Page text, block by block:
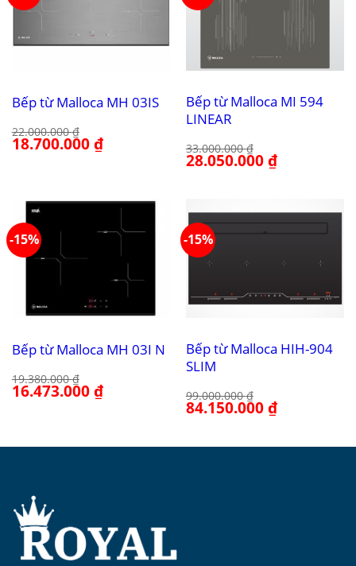
Bếp từ Malloca MH 03IS
22.000.000₫
Giá
gốc
18.700.000₫Giá
hiện
Bếp từ Malloca MI 594
LINEAR
33.000.000₫
Giá
gốc
28.050.000₫Giá
hiện
-15%
Bếp từ Malloca MH 03I N
19.380.000₫
Giá
gốc
16.473.000₫Giá
hiện
-15%
Bếp từ Malloca HIH-904
SLIM
99.000.000₫
Giá
gốc
84.150.000₫Giá
hiện
84.150.000 ₫.